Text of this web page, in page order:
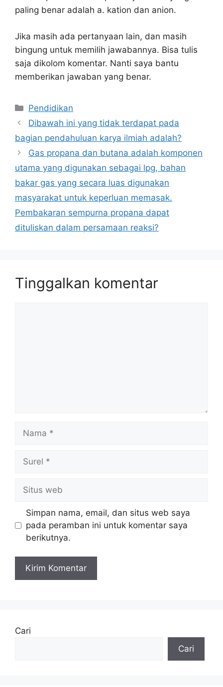
paling benar adalah a. kation dan anion.
Jika masih ada pertanyaan lain, dan masih
bingung untuk memilih jawabannya. Bisa tulis
saja dikolom komentar. Nanti saya bantu
memberikan jawaban yang benar.
Kategori
Pendidikan
Dibawah ini yang tidak terdapat pada
bagian pendahuluan karya ilmiah adalah?
Gas propana dan butana adalah komponen
utama yang digunakan sebagai lpg, bahan
bakar gas yang secara luas digunakan
masyarakat untuk keperluan memasak.
Pembakaran sempurna propana dapat
dituliskan dalam persamaan reaksi?
Tinggalkan komentar
web
Simpan nama, email, dan situs web saya
pada peramban ini untuk komentar saya
berikutnya.
Cari
Cari